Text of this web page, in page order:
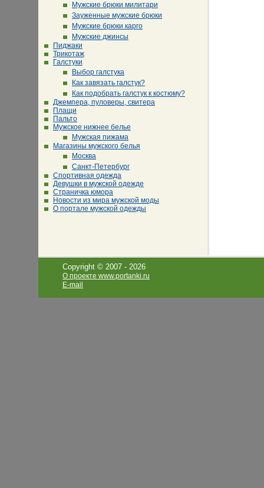
Мужские брюки милитари
Зауженные мужские брюки
Мужские брюки карго
Мужские джинсы
Пиджаки
Трикотаж
Галстуки
Выбор галстука
Как завязать галстук?
Как подобрать галстук к костюму?
Джемпера, пуловеры, свитера
Плащи
Пальто
Мужское нижнее белье
Мужская пижама
Магазины мужского белья
Москва
Санкт-Петербург
Спортивная одежда
Девушки в мужской одежде
Страничка юмора
Новости из мира мужской моды
О портале мужской одежды
Copyright © 2007 - 2026
О проекте www.portanki.ru
E-mail